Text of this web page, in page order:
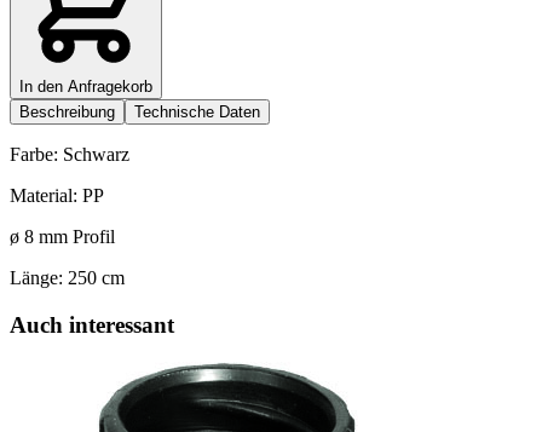
In den Anfragekorb
Beschreibung
Technische Daten
Farbe: Schwarz
Material: PP
ø 8 mm Profil
Länge: 250 cm
Auch interessant